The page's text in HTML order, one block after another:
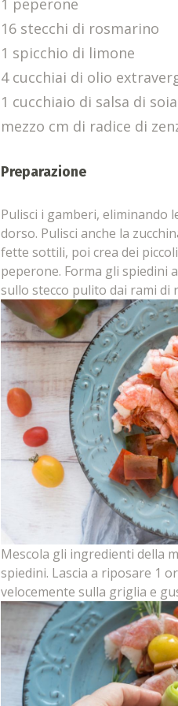
1 peperone
16 stecchi di rosmarino
1 spicchio di limone
4 cucchiai di olio
1 cucchiaio di salsa di soia
mezzo cm di radice di
Preparazione
Pulisci i gamberi, eliminando
dorso. Pulisci anche la
fette sottili, poi crea dei
peperone. Forma gli spiedini
sullo stecco pulito dai rami di
Mescola gli ingredienti della
spiedini. Lascia a riposare 1
velocemente sulla griglia e